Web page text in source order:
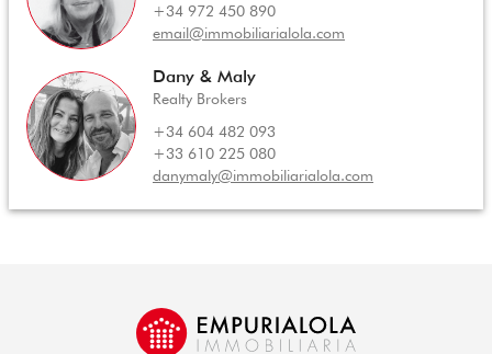
+34 972 450 890
email@immobiliarialola.com
Dany & Maly
Realty Brokers
+34 604 482 093
+33 610 225 080
danymaly@immobiliarialola.com